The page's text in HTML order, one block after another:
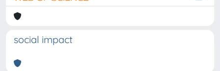
social impact